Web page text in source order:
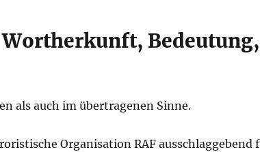
Bedeutung,
als auch im übertragenen Sinne.
Organisation RAF ausschlaggebend